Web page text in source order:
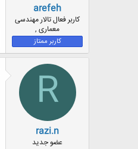
arefeh
کاربر فعال تالار مهندسی
معماری ,
کاربر ممتاز
R
razi.n
عضو جدید